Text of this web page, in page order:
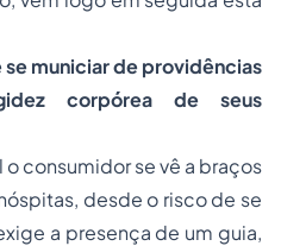
municiar de providências
corpórea de seus
consumidor se vê a braços
desde o risco de se
a presença de um guia,